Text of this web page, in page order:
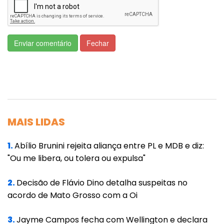
governos estadual e da capital. A situação é
ainda mais grave com a chegada da Semana
Santa e com as aglomerações religiosas que
o Sindicato dos Hospitais Particulares de
Cuiabá encaminhou ofício ao MPMT alertando
que 100% dos leitos de Unidade de Terapia
estão ocupados. “O sistema público e privado
COVID-19 é limitado e está em colapso, não
Enviar comentário Fechar
MAIS LIDAS
1.Abílio Brunini rejeita aliança entre PL e MDB e diz:
"Ou me libera, ou tolera ou expulsa"
2.Decisão de Flávio Dino detalha suspeitas no
acordo de Mato Grosso com a Oi
3.Jayme Campos fecha com Wellington e declara